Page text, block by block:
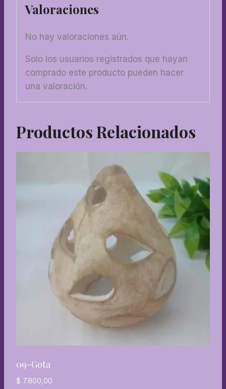
Valoraciones
No hay valoraciones aún.
Solo los usuarios registrados que hayan
comprado este producto pueden hacer
una valoración.
Productos Relacionados
09-Gota
$ 7.800,00